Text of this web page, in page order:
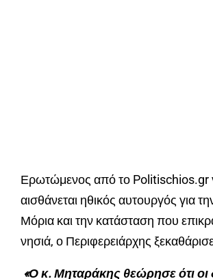
Ερωτώμενος από το Politischios.gr
αισθάνεται ηθικός αυτουργός για
Μόρια και την κατάσταση που
νησιά, ο Περιφερειάρχης ξεκαθάρισε
«Ο κ. Μηταράκης θεώρησε ότι